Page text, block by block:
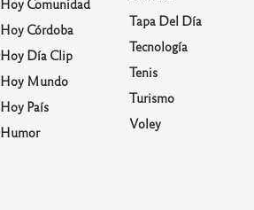
Hoy Córdoba
Hoy Día Clip
Hoy Mundo
Hoy País
Humor
Tapa Del Día
Tecnología
Tenis
Turismo
Voley